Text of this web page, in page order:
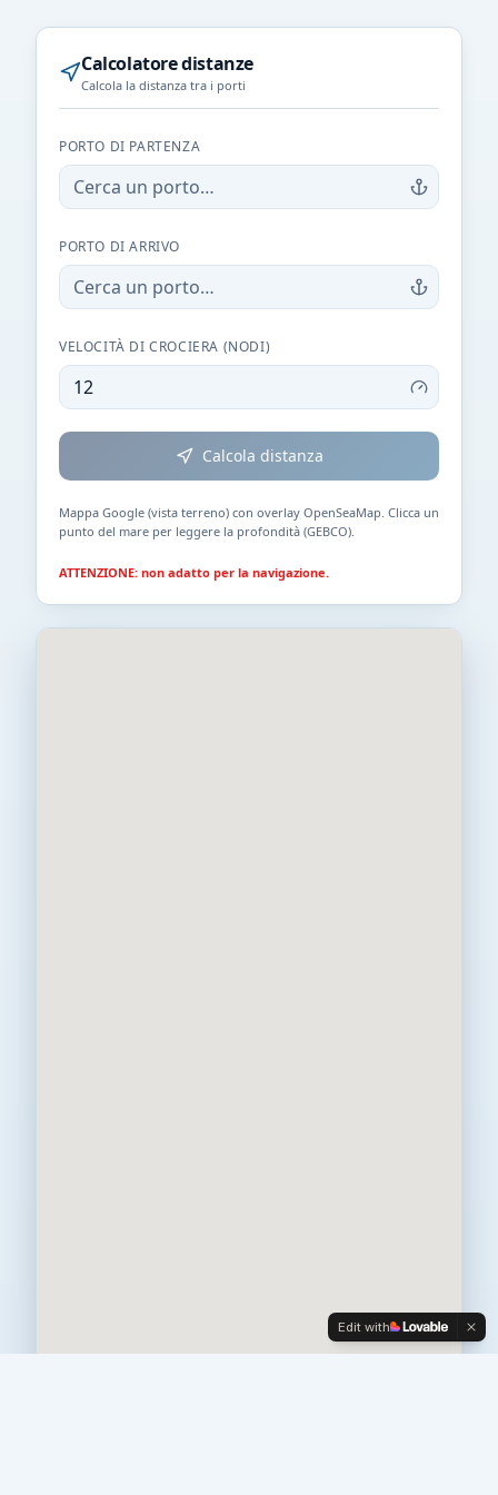
Calcolatore distanze
Calcola la distanza tra i porti
PORTO DI PARTENZA
PORTO DI ARRIVO
VELOCITÀ DI CROCIERA (NODI)
Calcola distanza
Mappa Google (vista terreno) con overlay OpenSeaMap. Clicca un
punto del mare per leggere la profondità (GEBCO).
ATTENZIONE: non adatto per la navigazione.
Edit with